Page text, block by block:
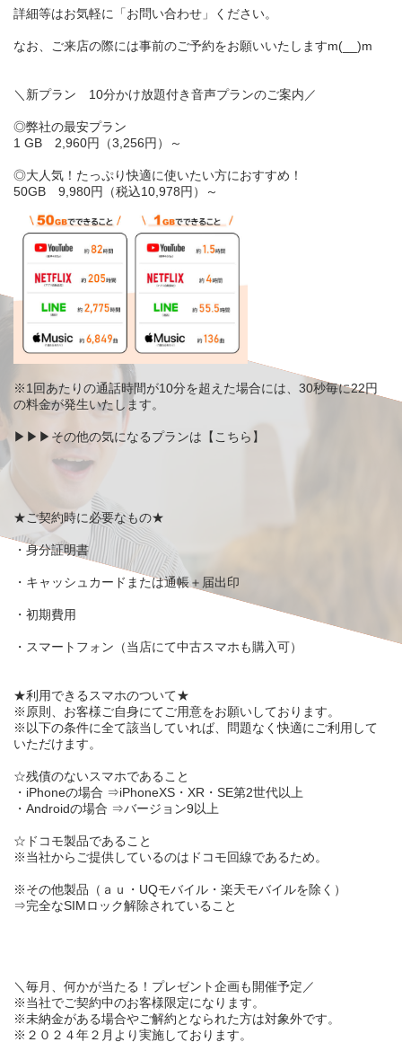
詳細等はお気軽に「お問い合わせ 」ください。
なお、ご来店の際には事前のご予約をお願いいたしますm(__)m
＼新プラン 10分かけ放題付き音声プランのご案内／
◎弊社の最安プラン
1 GB 2,960円（3,256円）～
◎大人気！ たっぷり快適に使いたい方におすすめ！
50GB 9,980円（税込10,978円）～
※1回あたりの通話時間が10分を超えた場合には、 30秒毎に22円
の料金が発生いたします。
▶▶▶その他の気になるプランは【 こちら 】
★ご契約時に必要なもの★
・ 身分証明書
・ キャッシュカード または通帳＋届出印
・ 初期費用
・ スマートフォン （当店にて中古スマホも購入可）
★利用できるスマホのついて★
※原則、 お客様ご自身にてご用意をお願いしております。
※以下の条件に全て該当 していれば、問題なく快適にご利用して
いただけます。
☆残債のないスマホであること
・iPhoneの場合 ⇒iPhoneXS ・ XR ・ SE第2世代以上
・Androidの場合 ⇒バージョン9以上
☆ ドコモ製品であること
※当社からご提供しているのはドコモ回線であるため。
※その他製品（ａｕ・UQモバイル・楽天モバイルを除く）
⇒完全なSIMロック解除されていること
＼ 毎月、何かが当たる！ プレゼント企画も開催予定／
※当社でご契約中のお客様限定になります。
※未納金がある場合やご解約となられた方は対象外です。
※２０２４年２月より実施しております。